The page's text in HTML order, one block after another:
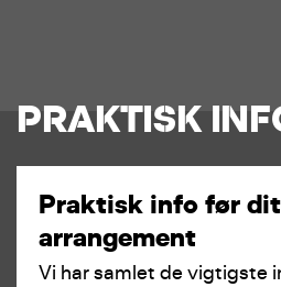
PRAKTISK
Praktisk info før dit
arrangement
Vi har samlet de vigtigste